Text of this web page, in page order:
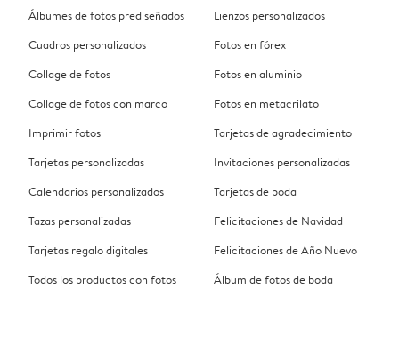
Álbumes de fotos prediseñados
Cuadros personalizados
Collage de fotos
Collage de fotos con marco
Imprimir fotos
Tarjetas personalizadas
Calendarios personalizados
Tazas personalizadas
Tarjetas regalo digitales
Todos los productos con fotos
Lienzos personalizados
Fotos en fórex
Fotos en aluminio
Fotos en metacrilato
Tarjetas de agradecimiento
Invitaciones personalizadas
Tarjetas de boda
Felicitaciones de Navidad
Felicitaciones de Año Nuevo
Álbum de fotos de boda